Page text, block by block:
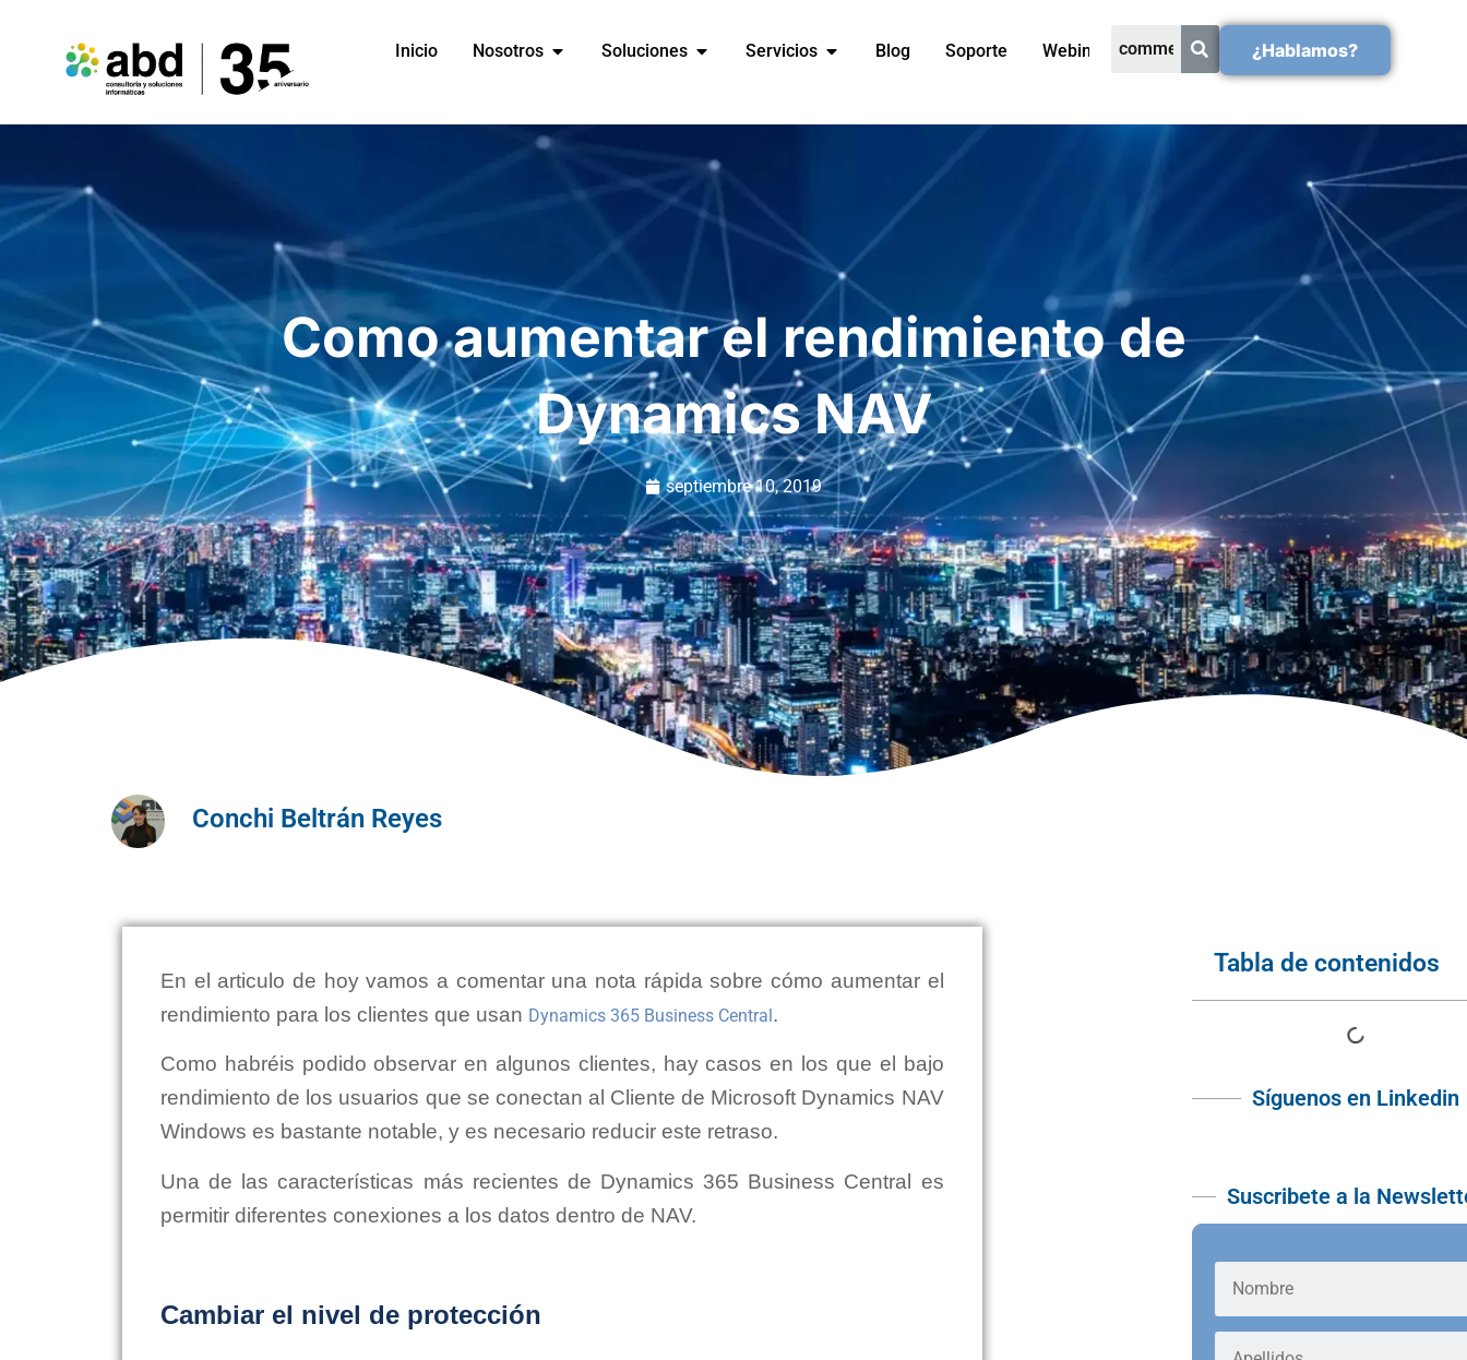
Inicio Nosotros Soluciones Servicios Blog Soporte Webinars ¿Hablamos?
Como aumentar el rendimiento de
Dynamics NAV
septiembre 10, 2019
Conchi Beltrán Reyes
En el articulo de hoy vamos a comentar una nota rápida sobre cómo aumentar el
rendimiento para los clientes que usan Dynamics 365 Business Central.
Como habréis podido observar en algunos clientes, hay casos en los que el bajo
rendimiento de los usuarios que se conectan al Cliente de Microsoft Dynamics NAV
Windows es bastante notable, y es necesario reducir este retraso.
Una de las características más recientes de Dynamics 365 Business Central es
permitir diferentes conexiones a los datos dentro de NAV.
Cambiar el nivel de protección
Tabla de contenidos
Síguenos en Linkedin
Suscribete a la